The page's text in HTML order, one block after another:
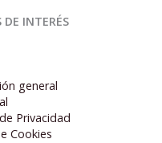
DE INTERÉS
general
Privacidad
Cookies